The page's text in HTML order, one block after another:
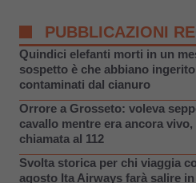
PUBBLICAZIONI
Quindici elefanti morti in un
sospetto è che abbiano
contaminati dal cianuro
Orrore a Grosseto: voleva
cavallo mentre era ancora
chiamata al 112
Svolta storica per chi viaggia
agosto Ita Airways farà salire